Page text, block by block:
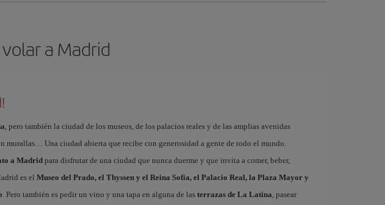
a Madrid
, pero también la ciudad de los museos, de los palacios reales y de las amplias avenidas
murallas… Una ciudad abierta que recibe con generosidad a gente de todo el mundo.
a Madridpara disfrutar de una ciudad que nunca duerme y que invita a comer, beber,
es el Museo del Prado, el Thyssen y el Reina Sofía, el Palacio Real, la Plaza Mayor y
. Pero también es pedir un vino y una tapa en alguna de las terrazas de La Latina, pasear